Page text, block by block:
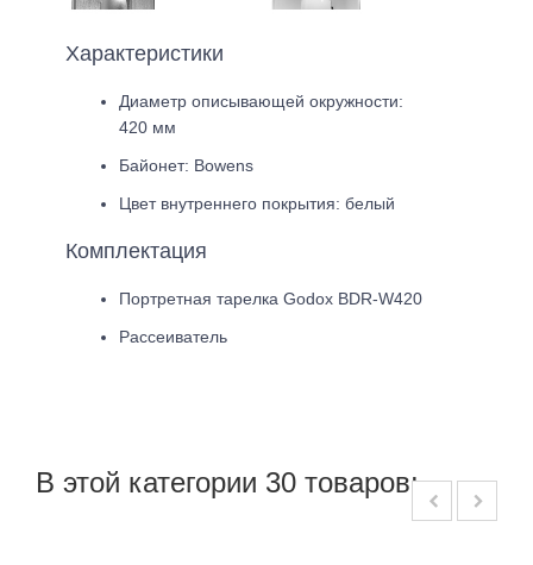
Характеристики
Диаметр описывающей окружности:
420 мм
Байонет: Bowens
Цвет внутреннего покрытия: белый
Комплектация
Портретная тарелка Godox BDR-W420
Рассеиватель
В этой категории 30 товаров: